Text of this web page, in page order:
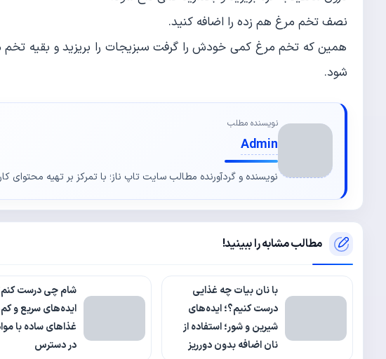
نصف تخم مرغ هم زده را اضافه کنید.
همین که تخم مرغ کمی خودش را گرفت سبزیجات را بریزید و بقیه تخم
شود.
نویسنده مطلب
Admin
نویسنده و گردآورنده مطالب سایت تاپ ناز؛ با تمرکز بر تهیه محتوای
مطالب مشابه را ببینید!
با نان بیات چه غذایی
درست کنیم؟؛ ایده‌های
شیرین و شور؛ استفاده از
نان اضافه بدون دورریز
شام چی درست
ایده‌های سریع و
غذاهای ساده با
در دسترس